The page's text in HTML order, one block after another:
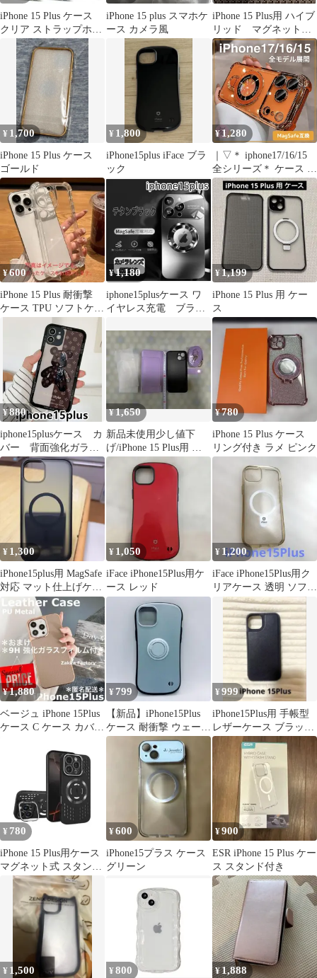
iPhone 15 Plus ケース
クリア ストラップホー
ル 米軍MIL規格
iPhone 15 plus スマホケ
ース カメラ風
iPhone 15 Plus用 ハイブ
リッド マグネットケ
ース
¥ 1,700
iPhone 15 Plus ケース
ゴールド
¥ 1,800
iPhone15plus iFace ブラ
ック
¥1,280
｜▽＊ iphone17/16/15
全シリーズ＊ ケース マ
グセーフ 17ProMax
17Pro 17Air 15ProMax
15Pro 15Plus 16ProMax
16Pro 16Plus 16e オレン
ジ クリア レンズ保護
耐衝撃＃＃＃
¥600
iPhone 15 Plus 耐衝撃
ケース TPU ソフトケー
ス クリアケース
¥1,180
iphone15plusケース ワ
イヤレス充電 ブラッ
¥ 1,199
iPhone 15 Plus 用 ケー
ス
¥880
iphone15plusケース カ
バー 背面強化ガラス
璃熊 茶色
¥1,650
新品未使用少し値下
げ/iPhone 15 Plus用 手
帳型ケース ショルダー
¥780
iPhone 15 Plus ケース
リング付き ラメ ピンク
¥ 1,300
iPhone15plus用 MagSafe
対応 マット仕上げケー
ス ブラック
¥ 1,050
iFace iPhone15Plus用ケ
ース レッド
¥ 1,200
iFace iPhone15Plus用ク
リアケース 透明 ソフト
ケース
¥1,880
ベージュ iPhone 15Plus
ケース C ケース カバー
¥ 799
【新品】iPhone15Plus
ケース 耐衝撃 ウェーブ
カバー 水色
¥999
iPhone15Plus用 手帳型
レザーケース ブラック
黒
¥ 780
iPhone 15 Plus用ケース
マグネット式 スタンド
付き ブラック
¥600
iPhone15プラス ケース
グリーン
¥900
ESR iPhone 15 Plus ケー
ス スタンド付き
¥ 1,500 ¥ 800 ¥1,888